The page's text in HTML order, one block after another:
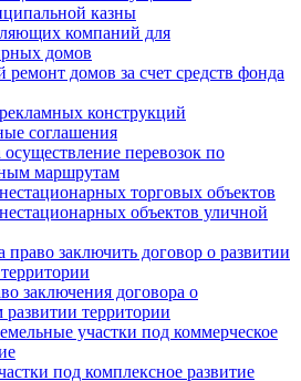
казны
компаний для
домов
домов за счет средств фонда
конструкций
соглашения
перевозок по
маршрутам
торговых объектов
объектов уличной
заключить договор о развитии
заключения договора о
территории
участки под коммерческое
под комплексное развитие